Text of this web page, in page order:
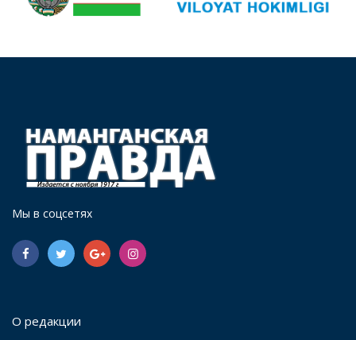
Мы в соцсетях
О редакции